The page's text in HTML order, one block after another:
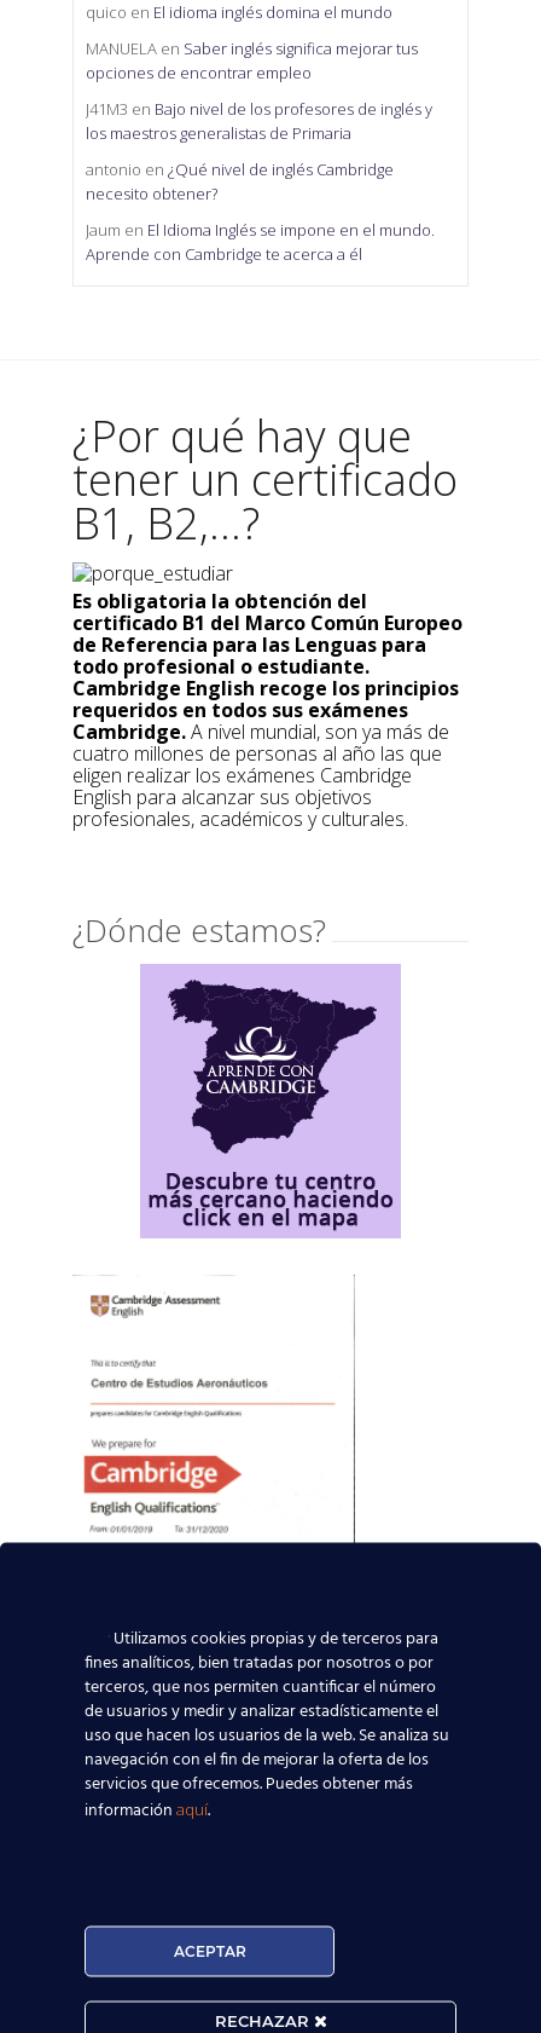
quico en El idioma inglés domina el mundo
MANUELA en Saber inglés significa mejorar tus
opciones de encontrar empleo
J41M3 en Bajo nivel de los profesores de inglés y
los maestros generalistas de Primaria
antonio en ¿Qué nivel de inglés Cambridge
necesito obtener?
Jaum en El Idioma Inglés se impone en el mundo.
Aprende con Cambridge te acerca a él
¿Por qué hay que
tener un certificado
B1, B2,...?
Es obligatoria la obtención del
certificado B1 del Marco Común Europeo
de Referencia para las Lenguas para
todo profesional o estudiante.
Cambridge English recoge los principios
requeridos en todos sus exámenes
Cambridge.A nivel mundial, son ya más de
cuatro millones de personas al año las que
eligen realizar los exámenes Cambridge
English para alcanzar sus objetivos
profesionales, académicos y culturales.
¿Dónde estamos?
MATRÍCULA ABIERTA:
Convocatorias constantes.
Utilizamos cookies propias y de terceros para
fines analíticos, bien tratadas por nosotros o por
terceros, que nos permiten cuantificar el número
de usuarios y medir y analizar estadísticamente el
uso que hacen los usuarios de la web. Se analiza su
navegación con el fin de mejorar la oferta de los
servicios que ofrecemos. Puedes obtener más
información aquí.
ACEPTAR
RECHAZAR